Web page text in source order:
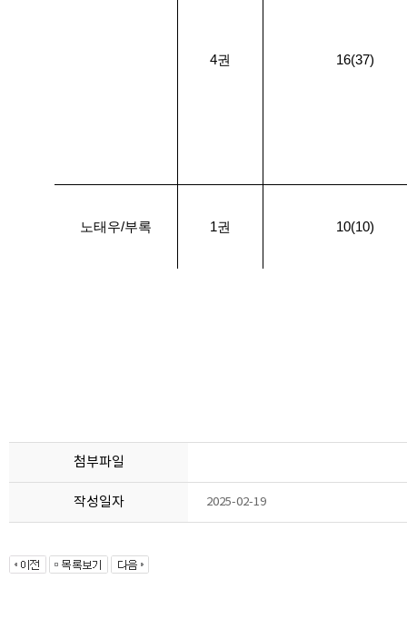
4권 16(37)
노태우/부록 1권 10(10)
첨부파일
작성일자 2025-02-19